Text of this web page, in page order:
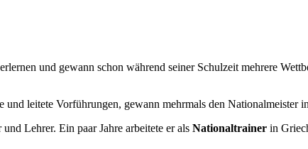
und gewann schon während seiner Schulzeit mehrere
leitete Vorführungen, gewann mehrmals den Nationalmeister
Lehrer. Ein paar Jahre arbeitete er als Nationaltrainer in